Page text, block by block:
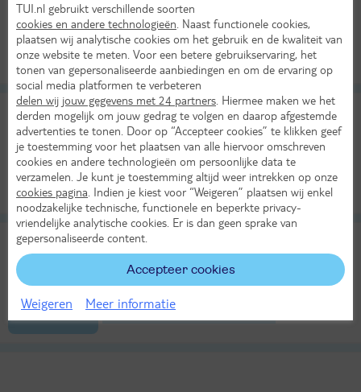
TUI.nl gebruikt verschillende soorten
cookies en andere technologieën . Naast functionele cookies,
plaatsen wij analytische cookies om het gebruik en de kwaliteit van
onze website te meten. Voor een betere gebruikservaring, het
tonen van gepersonaliseerde aanbiedingen en om de ervaring op
social media platformen te verbeteren
delen wij jouw gegevens met 24 partners . Hiermee maken we het
derden mogelijk om jouw gedrag te volgen en daarop afgestemde
advertenties te tonen. Door op “Accepteer cookies” te klikken geef
je toestemming voor het plaatsen van alle hiervoor omschreven
cookies en andere technologieën om persoonlijke data te
verzamelen. Je kunt je toestemming altijd weer intrekken op onze
cookies pagina . Indien je kiest voor “Weigeren” plaatsen wij enkel
noodzakelijke technische, functionele en beperkte privacy-
vriendelijke analytische cookies. Er is dan geen sprake van
gepersonaliseerde content.
Accepteer cookies
Weigeren Meer informatie